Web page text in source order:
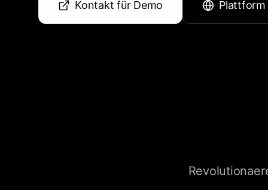
Kontakt für Demo Plattform